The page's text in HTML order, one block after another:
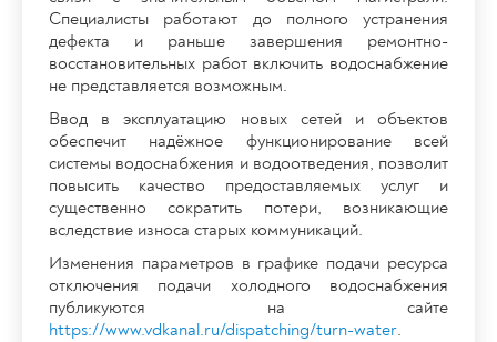
Специалисты работают до полного устранения
дефекта и раньше завершения ремонтно-
восстановительных работ включить водоснабжение
не представляется возможным.
Ввод в эксплуатацию новых сетей и объектов
обеспечит надёжное функционирование всей
системы водоснабжения и водоотведения, позволит
повысить качество предоставляемых услуг и
существенно сократить потери, возникающие
вследствие износа старых коммуникаций.
Изменения параметров в графике подачи ресурса
отключения подачи холодного водоснабжения
публикуются на сайте
https://www.vdkanal.ru/dispatching/turn-water.